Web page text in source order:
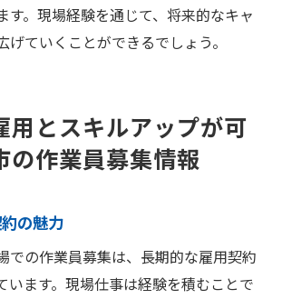
す。現場経験を通じて、将来的なキャ
げていくことができるでしょう。
用とスキルアップが可
の作業員募集情報
の魅力
での作業員募集は、長期的な雇用契約
います。現場仕事は経験を積むことで